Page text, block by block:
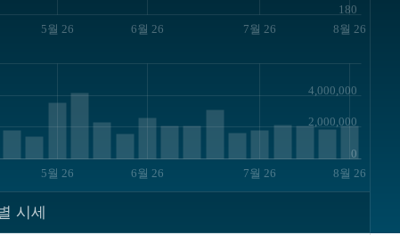
5월 26 6월 26 7월 26 8월 26
180
5월 26 6월 26 7월 26 8월 26
0
2,000,000
4,000,000
시세